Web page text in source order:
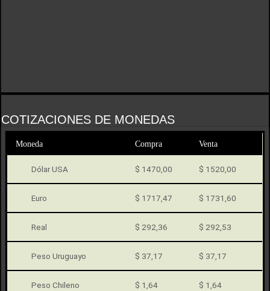
COTIZACIONES DE MONEDAS
Moneda Compra Venta
Dólar USA $ 1470,00 $ 1520,00
Euro $ 1717,47 $ 1731,60
Real $ 292,36 $ 292,53
Peso Uruguayo $ 37,17 $ 37,17
Peso Chileno $ 1,64 $ 1,64